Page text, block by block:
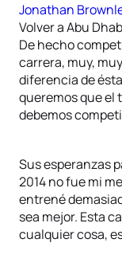
Jonathan
Volver a Abu
De hecho
carrera, muy,
diferencia de
queremos que el
debemos
Sus esperanzas
2014 no fue mi
entrené
sea mejor. Esta
cualquier cosa,